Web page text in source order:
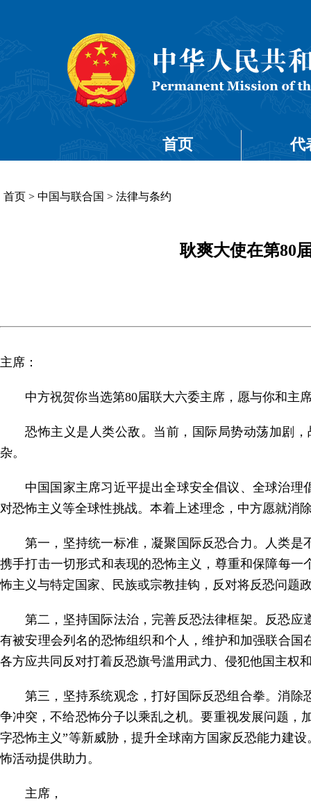
首页 代
首页 > 中国与联合国 > 法律与条约
耿爽大使在第80
主席：
中方祝贺你当选第80届联大六委主席，愿与你和主
恐怖主义是人类公敌。当前，国际局势动荡加剧
杂。
中国国家主席习近平提出全球安全倡议、全球治
对恐怖主义等全球性挑战。本着上述理念，中方愿就消
第一，坚持统一标准，凝聚国际反恐合力。人类
携手打击一切形式和表现的恐怖主义，尊重和保障每
怖主义与特定国家、民族或宗教挂钩，反对将反恐问题
第二，坚持国际法治，完善反恐法律框架。反恐
有被安理会列名的恐怖组织和个人，维护和加强联合
各方应共同反对打着反恐旗号滥用武力、侵犯他国主权
第三，坚持系统观念，打好国际反恐组合拳。消
争冲突，不给恐怖分子以乘乱之机。要重视发展问题，
字恐怖主义”等新威胁，提升全球南方国家反恐能力建
怖活动提供助力。
主席，